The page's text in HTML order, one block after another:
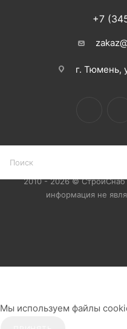
+7
г. Тюмень,
2010 - 2026 © СтройСнаб
информация не
Мы используем файлы